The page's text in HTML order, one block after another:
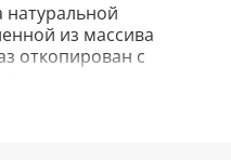
из массива
откопирован с
церкви.